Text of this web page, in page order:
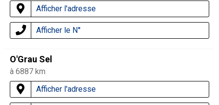
Afficher l'adresse
Afficher le N°
O'Grau Sel
à 6887 km
Afficher l'adresse